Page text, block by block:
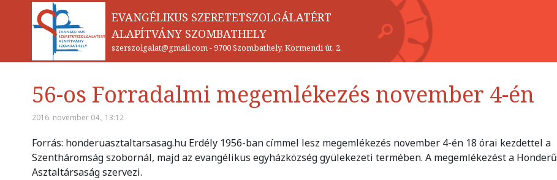
EVANGÉLIKUS SZERETETSZOLGÁLATÉRT
ALAPÍTVÁNY SZOMBATHELY
szerszolgalat@gmail.com-9700 Szombathely, Körmendi út. 2.
56-os Forradalmi megemlékezés november 4-én
2016. november 04., 13:12
Forrás: honderuasztaltarsasag.hu Erdély 1956-ban címmel lesz megemlékezés november 4-én 18 órai kezdettel a
Szentháromság szobornál, majd az evangélikus egyházközség gyülekezeti termében. A megemlékezést a Honderű
Asztaltársaság szervezi.